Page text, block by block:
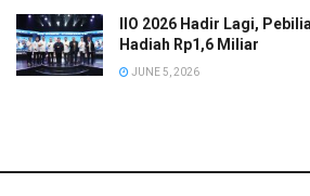
IIO 2026 Hadir Lagi,
Hadiah Rp1,6 Miliar
JUNE 5, 2026